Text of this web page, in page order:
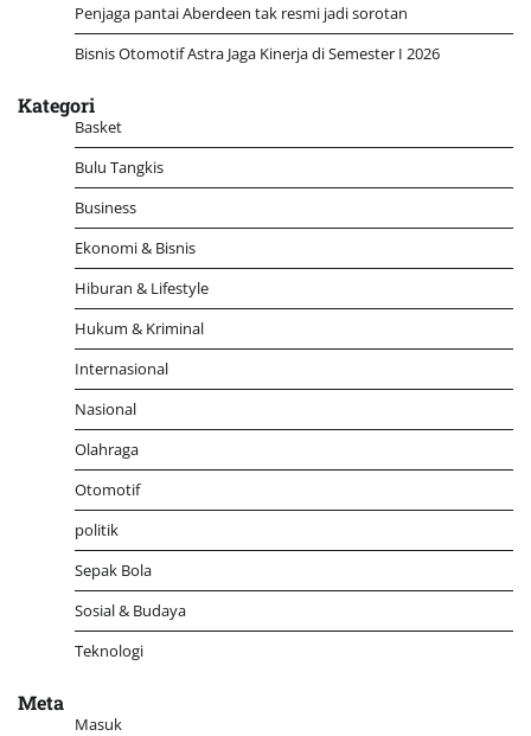
Penjaga pantai Aberdeen tak resmi jadi sorotan
Bisnis Otomotif Astra Jaga Kinerja di Semester I 2026
Kategori
Basket
Bulu Tangkis
Business
Ekonomi & Bisnis
Hiburan & Lifestyle
Hukum & Kriminal
Internasional
Nasional
Olahraga
Otomotif
politik
Sepak Bola
Sosial & Budaya
Teknologi
Meta
Masuk